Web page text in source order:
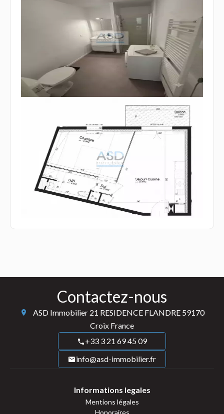
Contactez-nous
ASD Immobilier21 RESIDENCE FLANDRE 59170
Croix France
+33 3 21 69 45 09
info@asd-immobilier.fr
Informations legales
Mentions légales
Honoraires